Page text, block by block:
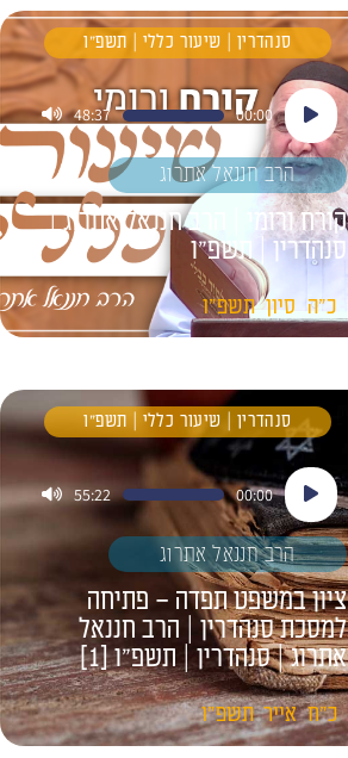
סנהדרין | שיעור כללי | תשפ"ו
נגן
אודיו
00:00
48:37
הרב חננאל אתרוג
קורח ורומי | הרב חננאל אתרוג |
סנהדרין | תשפ״ו
כ"ה סיון תשפ"ו
סנהדרין | שיעור כללי | תשפ"ו
נגן
אודיו
00:00
55:22
הרב חננאל אתרוג
ציון במשפט תפדה – פתיחה
למסכת סנהדרין | הרב חננאל
אתרוג | סנהדרין | תשפ״ו [1]
כ"ח אייר תשפ"ו